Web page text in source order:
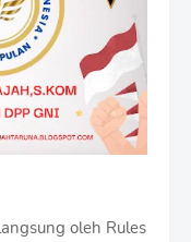
oleh Rules